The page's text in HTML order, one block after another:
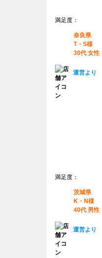
満足度：
奈良県
T・S様
30代 女性
運営より
満足度：
茨城県
K・N様
40代 男性
運営より